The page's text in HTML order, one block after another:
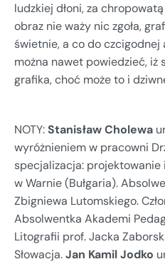
ludzkiej dłoni, za
obraz nie waży nic zgoła,
świetnie, a co do
można nawet powiedzieć,
grafika, choć może to i
NOTY:Stanisław Cholewa
wyróżnieniem w pracowni
specjalizacja:
w Warnie (Bułgaria).
Zbigniewa Lutomskiego.
Absolwentka Akademi
Litografii prof. Jacka
Słowacja.Jan Kamil Jodko